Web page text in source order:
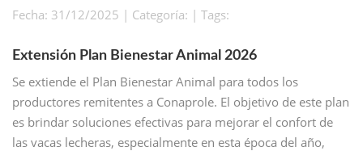
Fecha: 31/12/2025 | Categoría: | Tags:
Extensión Plan Bienestar Animal 2026
Se extiende el Plan Bienestar Animal para todos los
productores remitentes a Conaprole. El objetivo de este plan
es brindar soluciones efectivas para mejorar el confort de
las vacas lecheras, especialmente en esta época del año,